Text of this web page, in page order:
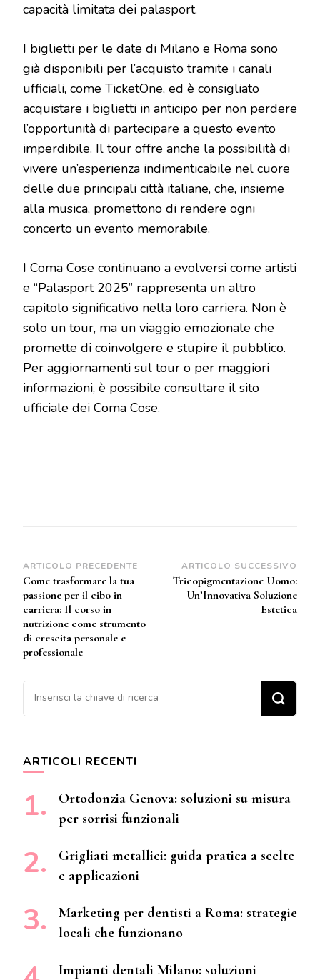
capacità limitata dei palasport.
I biglietti per le date di Milano e Roma sono
già disponibili per l’acquisto tramite i canali
ufficiali, come TicketOne, ed è consigliato
acquistare i biglietti in anticipo per non perdere
l’opportunità di partecipare a questo evento
imperdibile. Il tour offre anche la possibilità di
vivere un’esperienza indimenticabile nel cuore
delle due principali città italiane, che, insieme
alla musica, promettono di rendere ogni
concerto un evento memorabile.
I Coma Cose continuano a evolversi come artisti
e “Palasport 2025” rappresenta un altro
capitolo significativo nella loro carriera. Non è
solo un tour, ma un viaggio emozionale che
promette di coinvolgere e stupire il pubblico.
Per aggiornamenti sul tour o per maggiori
informazioni, è possibile consultare il sito
ufficiale dei Coma Cose.
Navigazione
articoli
ARTICOLO PRECEDENTE
Come trasformare la tua
passione per il cibo in
carriera: Il corso in
nutrizione come strumento
di crescita personale e
professionale
ARTICOLO SUCCESSIVO
Tricopigmentazione Uomo:
Un’Innovativa Soluzione
Estetica
Cerchi qualcosa?
ARTICOLI RECENTI
Ortodonzia Genova: soluzioni su misura
per sorrisi funzionali
Grigliati metallici: guida pratica a scelte
e applicazioni
Marketing per dentisti a Roma: strategie
locali che funzionano
Impianti dentali Milano: soluzioni